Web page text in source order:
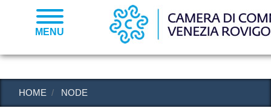
Salta
al
contenuto
MENU
HOME NODE